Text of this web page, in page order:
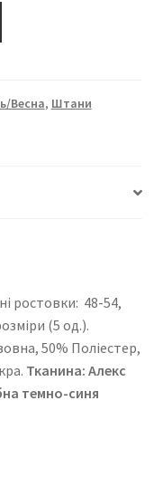
Весна, Штани
ростовки: 48-54,
(5 од.).
50% Поліестер,
Тканина: Алекс
темно-синя